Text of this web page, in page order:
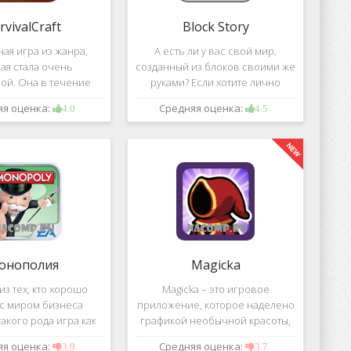
игра из жанра,
стала очень
Она в течение
временного
попала в список
качество графики,
оценка: 4.0
Block Story
А есть ли у вас свой мир,
созданный из блоков своими же
руками? Если хотите лично
воздвигнуть для себя такой мир,
тогда игра, которая называется
Средняя оценка: 4.5
тех, кто хорошо
миром бизнеса
рода игра как
настольная игра
оценка: 3.9
Magicka
Magicka – это игровое
приложение, которое наделено
графикой необычной красоты,
все персонажи в нем весьма
Средняя оценка: 3.7